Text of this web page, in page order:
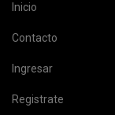
Inicio
Contacto
Ingresar
Registrate